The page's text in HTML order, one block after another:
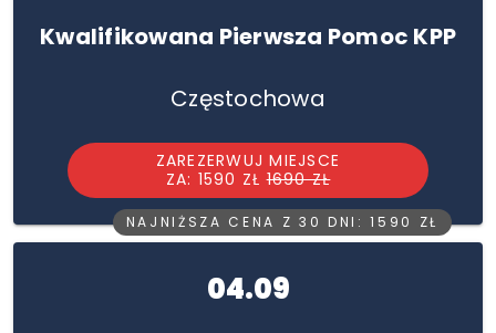
Kwalifikowana Pierwsza Pomoc KPP
Częstochowa
ZAREZERWUJ MIEJSCE
ZA: 1590 ZŁ1690 ZŁ
NAJNIŻSZA CENA Z 30 DNI: 1590 ZŁ
04.09